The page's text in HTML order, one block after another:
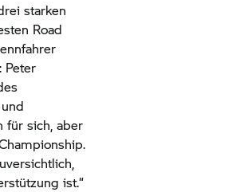
starken
Road
Peter
für sich, aber
ist.“